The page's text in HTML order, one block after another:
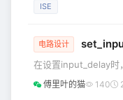
01 行业痛点：USB
安装教程。
链接：** 原文链接：
得准备好软件安装包
下载： 下载好的软件如
ISE
电路设计
在设置input_delay时
set_input_delay -
set_input_delay -
傅里叶的猫 140